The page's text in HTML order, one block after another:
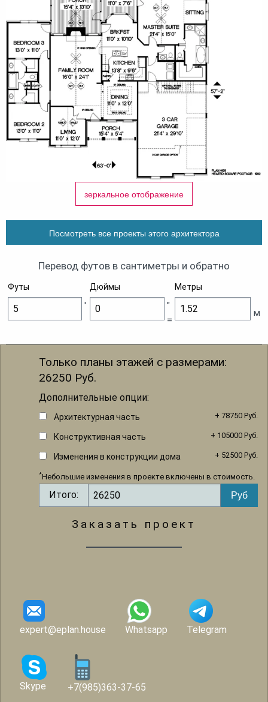
зеркальное отображение
Посмотреть все проекты этого архитектора
Перевод футов в сантиметры и обратно
Футы Дюймы Метры
'
"
=
м
Только планы этажей с размерами:
26250 Руб.
Дополнительные опции:
Архитектурная часть + 78750 Руб.
Конструктивная часть + 105000 Руб.
Изменения в конструкции дома + 52500 Руб.
*Небольшие изменения в проекте включены в стоимость.
Итого:
Заказать проект
expert@eplan.house Whatsapp Telegram
Skype +7(985)363-37-65